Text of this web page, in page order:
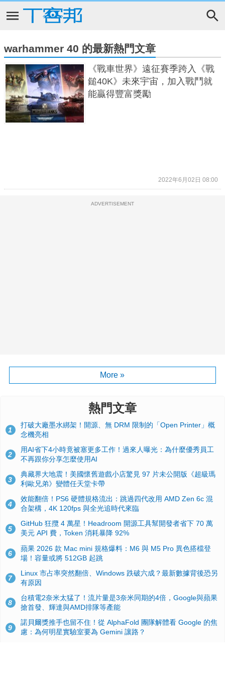
warhammer 40 的最新熱門文章
《戰車世界》遠征賽季跨入《戰
鎚40K》未來宇宙，加入戰鬥就
能贏得豐富獎勵
2022年6月02日 08:00
ADVERTISEMENT
More »
熱門文章
1
打破大廠墨水綁架！開源、無 DRM 限制的「Open Printer」概
念機亮相
2
用AI省下4小時竟被塞更多工作！過來人曝光：為什麼優秀員工
不再跟你分享怎麼使用AI
3
典藏界大地震！美國懷舊遊戲小店驚見 97 片未公開版《超級瑪
利歐兄弟》變體任天堂卡帶
4
效能翻倍！PS6 硬體規格流出：跳過四代改用 AMD Zen 6c 混
合架構，4K 120fps 與全光追時代來臨
5
GitHub 狂攬 4 萬星！Headroom 開源工具幫開發者省下 70 萬
美元 API 費，Token 消耗暴降 92%
6
蘋果 2026 款 Mac mini 規格爆料：M6 與 M5 Pro 異色搭檔登
場！容量或將 512GB 起跳
7
Linux 市占率突然翻倍、Windows 跌破六成？最新數據背後恐另
有原因
8
台積電2奈米太猛了！流片量是3奈米同期的4倍，Google與蘋果
搶首發、輝達與AMD排隊等產能
9
諾貝爾獎推手也留不住！從 AlphaFold 團隊解體看 Google 的焦
慮：為何明星實驗室要為 Gemini 讓路？